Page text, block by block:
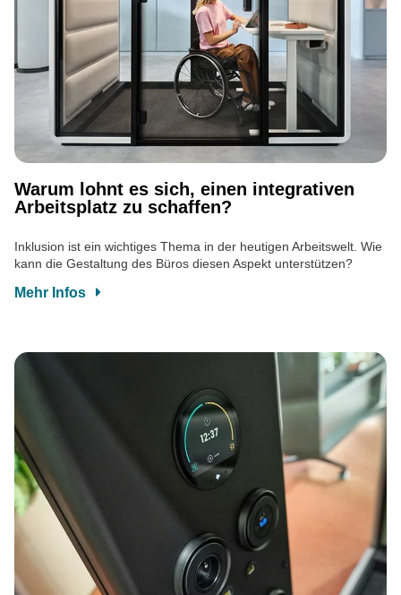
Warum lohnt es sich, einen integrativen
Arbeitsplatz zu schaffen?
Inklusion ist ein wichtiges Thema in der heutigen Arbeitswelt. Wie
kann die Gestaltung des Büros diesen Aspekt unterstützen?
Mehr Infos